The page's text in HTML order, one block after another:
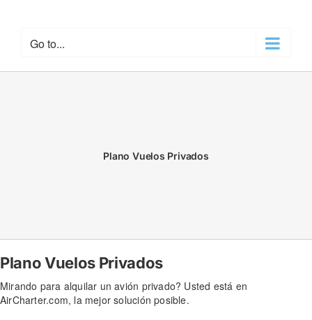
Go to...
Plano Vuelos Privados
Plano Vuelos Privados
Mirando para alquilar un avión privado? Usted está en
AirCharter.com, la mejor solución posible.